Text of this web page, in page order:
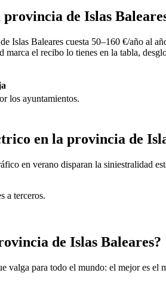
de Islas
Islas Baleares cuesta 50–160 €/año al
el recibo lo tienes en la tabla,
los ayuntamientos.
en la provincia de
en verano disparan la siniestralidad
a terceros.
de Islas Baleares?
para todo el mundo: el mejor es el